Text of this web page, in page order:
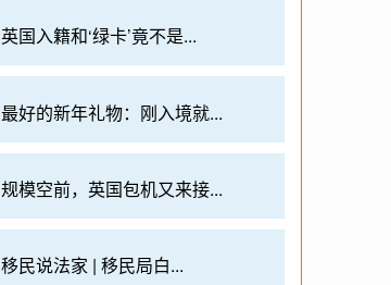
英国入籍和‘绿卡’竟不是...
最好的新年礼物：刚入境就...
规模空前，英国包机又来接...
移民说法家 | 移民局白...